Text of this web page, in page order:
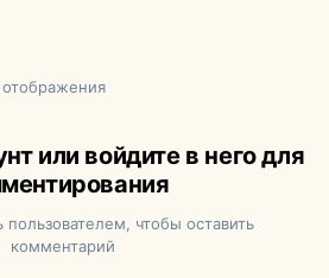
или войдите в него для
чтобы оставить
комментарий